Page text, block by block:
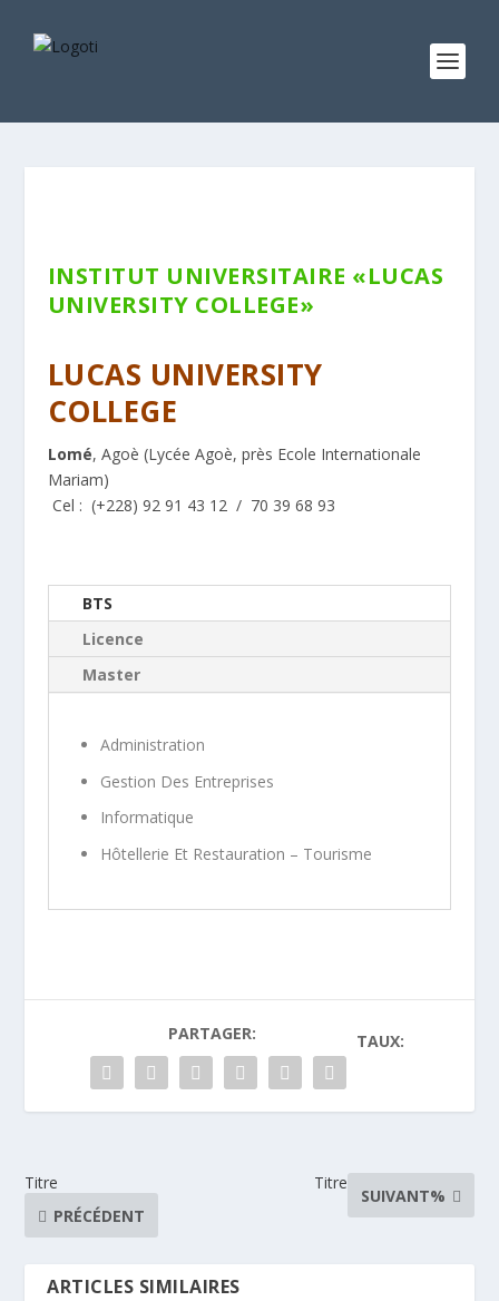
INSTITUT UNIVERSITAIRE «LUCAS
UNIVERSITY COLLEGE»
LUCAS UNIVERSITY
COLLEGE
Lomé, Agoè (Lycée Agoè, près Ecole Internationale
Mariam)
Cel : (+228) 92 91 43 12 / 70 39 68 93
BTS
Licence
Master
Administration
Gestion Des Entreprises
Informatique
Hôtellerie Et Restauration – Tourisme
PARTAGER: TAUX:
Titre
PRÉCÉDENT
Titre
SUIVANT%
ARTICLES SIMILAIRES